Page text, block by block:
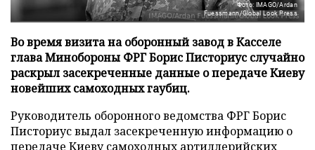
Фото: IMAGO/Ardan
Fuessmann/Global Look Press
Во время визита на оборонный завод в Касселе
глава Минобороны ФРГ Борис Писториус случайно
раскрыл засекреченные данные о передаче Киеву
новейших самоходных гаубиц.
Руководитель оборонного ведомства ФРГ Борис
Писториус выдал засекреченную информацию о
передаче Киеву самоходных артиллерийских